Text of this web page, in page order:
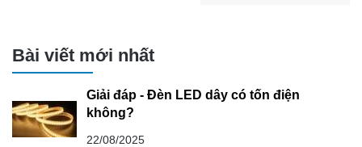
Bài viết mới nhất
Giải đáp - Đèn LED dây có tốn điện
không?
22/08/2025